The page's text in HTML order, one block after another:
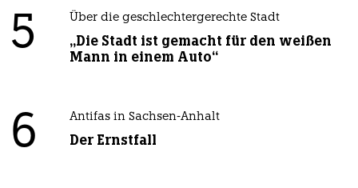
5 Über die geschlechtergerechte Stadt
„Die Stadt ist gemacht für den weißen
Mann in einem Auto“
6 Antifas in Sachsen-Anhalt
Der Ernstfall